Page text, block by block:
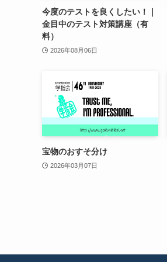
今度のテストを良くしたい！｜
金目中のテスト対策講座（有
料）
2026年08月06日
宝物のおすそ分け
2026年03月07日